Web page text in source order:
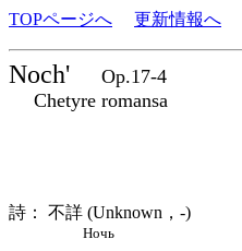
TOPページへ 更新情報へ
Noch'
Op.17-4
Chetyre romansa
詩： 不詳 (Unknown，-)
Ночь